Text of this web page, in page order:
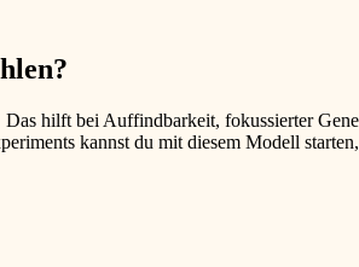
hilft bei Auffindbarkeit, fokussierter
kannst du mit diesem Modell